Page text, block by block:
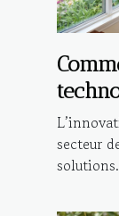
elle
secteur